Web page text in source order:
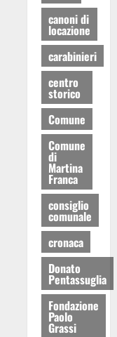
canoni di
locazione
carabinieri
centro
storico
Comune
Comune
di
Martina
Franca
consiglio
comunale
cronaca
Donato
Pentassuglia
Fondazione
Paolo
Grassi